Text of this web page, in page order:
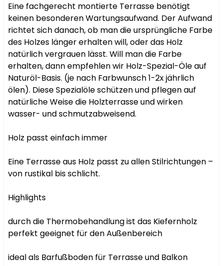
Eine fachgerecht montierte Terrasse benötigt
keinen besonderen Wartungsaufwand. Der Aufwand
richtet sich danach, ob man die ursprüngliche Farbe
des Holzes länger erhalten will, oder das Holz
natürlich vergrauen lässt. Will man die Farbe
erhalten, dann empfehlen wir Holz-Spezial-Öle auf
Naturöl-Basis. (je nach Farbwunsch 1-2x jährlich
ölen). Diese Spezialöle schützen und pflegen auf
natürliche Weise die Holzterrasse und wirken
wasser- und schmutzabweisend.
Holz passt einfach immer
Eine Terrasse aus Holz passt zu allen Stilrichtungen –
von rustikal bis schlicht.
Highlights
durch die Thermobehandlung ist das Kiefernholz
perfekt geeignet für den Außenbereich
ideal als Barfußboden für Terrasse und Balkon